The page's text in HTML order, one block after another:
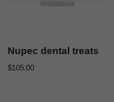
Nupec dental treats
$105.00